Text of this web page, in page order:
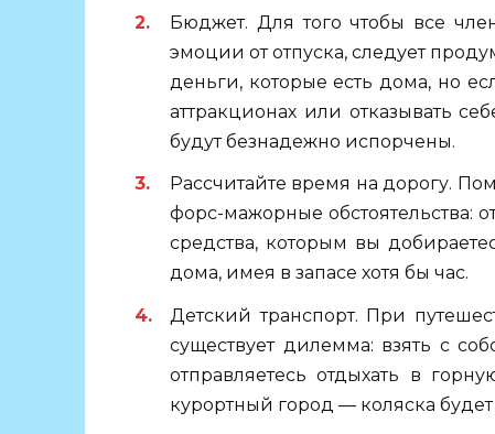
Бюджет. Для того чтобы все
эмоции от отпуска, следует
деньги, которые есть дома, но
аттракционах или отказывать
будут безнадежно испорчены.
Рассчитайте время на дорогу.
форс-мажорные обстоятельства:
средства, которым вы
дома, имея в запасе хотя бы час.
Детский транспорт. При
существует дилемма: взять с
отправляетесь отдыхать в
курортный город — коляска